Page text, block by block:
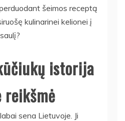
šeimos receptą
kulinarinei kelionei į
istorija
sena Lietuvoje. Ji